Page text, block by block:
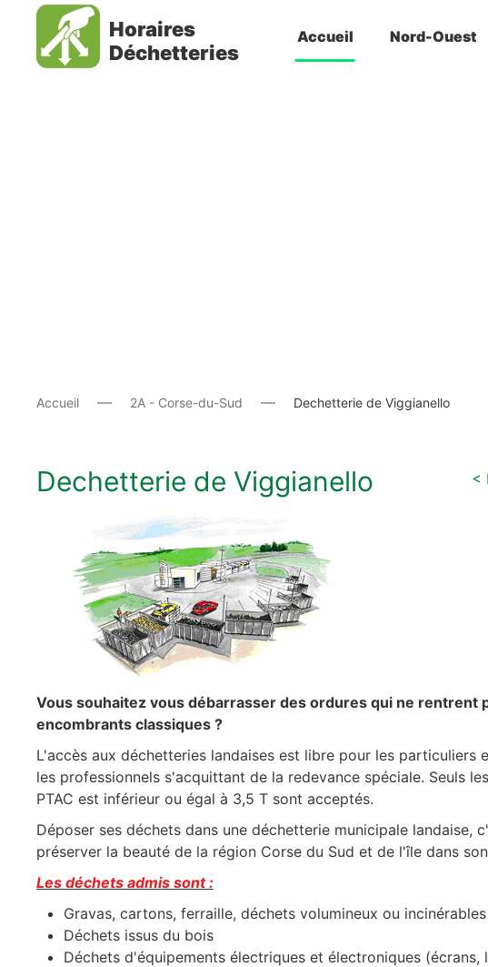
Horaires
Déchetteries
Accueil Nord-Ouest
Accueil 2A - Corse-du-Sud Dechetterie de Viggianello
Dechetterie de Viggianello <
Vous souhaitez vous débarrasser des ordures qui ne rentrent
encombrants classiques ?
L'accès aux déchetteries landaises est libre pour les particuliers
les professionnels s'acquittant de la redevance spéciale. Seuls
PTAC est inférieur ou égal à 3,5 T sont acceptés.
Déposer ses déchets dans une déchetterie municipale
préserver la beauté de la région Corse du Sud et de l'île dans
Les déchets admis sont :
Gravas, cartons, ferraille, déchets volumineux ou incinérables
Déchets issus du bois
Déchets d'équipements électriques et électroniques (écrans,